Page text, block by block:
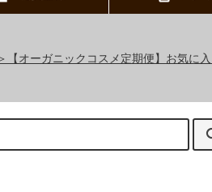
【オーガニックコスメ定期便】お気